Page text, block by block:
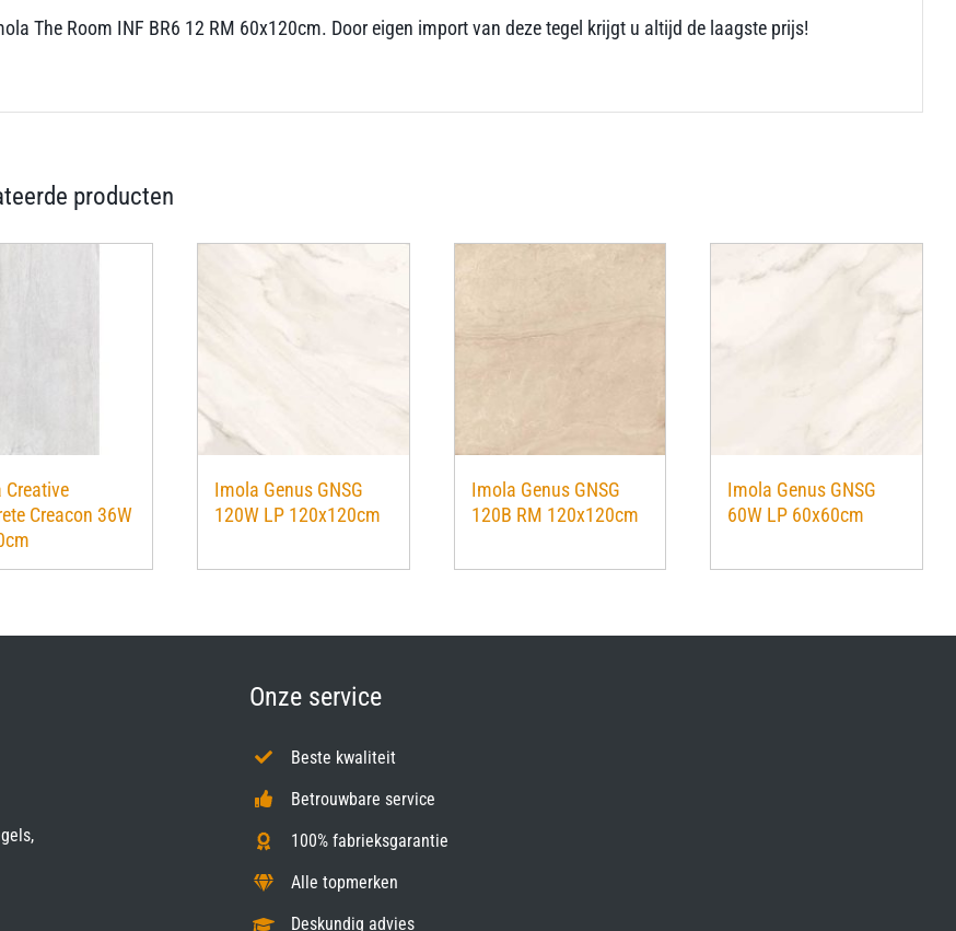
The Room INF BR6 12 RM 60x120cm. Door eigen import van deze tegel krijgt u altijd de laagste prijs!
producten
Creative
Creacon 36W
Imola Genus GNSG
120W LP 120x120cm
Imola Genus GNSG
120B RM 120x120cm
Imola Genus GNSG
60W LP 60x60cm
Onze service
Beste kwaliteit
Betrouwbare service
100% fabrieksgarantie
Alle topmerken
Deskundig advies